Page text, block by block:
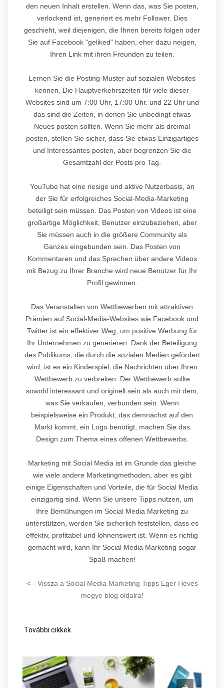
den neuen Inhalt erstellen. Wenn das, was Sie posten,
verlockend ist, generiert es mehr Follower. Dies
geschieht, weil diejenigen, die Ihnen bereits folgen oder
Sie auf Facebook "geliked" haben, eher dazu neigen,
Ihren Link mit ihren Freunden zu teilen.
Lernen Sie die Posting-Muster auf sozialen Websites
kennen. Die Hauptverkehrszeiten für viele dieser
Websites sind um 7:00 Uhr, 17:00 Uhr. und 22 Uhr und
das sind die Zeiten, in denen Sie unbedingt etwas
Neues posten sollten. Wenn Sie mehr als dreimal
posten, stellen Sie sicher, dass Sie etwas Einzigartiges
und Interessantes posten, aber begrenzen Sie die
Gesamtzahl der Posts pro Tag.
YouTube hat eine riesige und aktive Nutzerbasis, an
der Sie für erfolgreiches Social-Media-Marketing
beteiligt sein müssen. Das Posten von Videos ist eine
großartige Möglichkeit, Benutzer einzubeziehen, aber
Sie müssen auch in die größere Community als
Ganzes eingebunden sein. Das Posten von
Kommentaren und das Sprechen über andere Videos
mit Bezug zu Ihrer Branche wird neue Benutzer für Ihr
Profil gewinnen.
Das Veranstalten von Wettbewerben mit attraktiven
Prämien auf Social-Media-Websites wie Facebook und
Twitter ist ein effektiver Weg, um positive Werbung für
Ihr Unternehmen zu generieren. Dank der Beteiligung
des Publikums, die durch die sozialen Medien gefördert
wird, ist es ein Kinderspiel, die Nachrichten über Ihren
Wettbewerb zu verbreiten. Der Wettbewerb sollte
sowohl interessant und originell sein als auch mit dem,
was Sie verkaufen, verbunden sein. Wenn
beispielsweise ein Produkt, das demnächst auf den
Markt kommt, ein Logo benötigt, machen Sie das
Design zum Thema eines offenen Wettbewerbs.
Marketing mit Social Media ist im Grunde das gleiche
wie viele andere Marketingmethoden, aber es gibt
einige Eigenschaften und Vorteile, die für Social Media
einzigartig sind. Wenn Sie unsere Tipps nutzen, um
Ihre Bemühungen im Social Media Marketing zu
unterstützen, werden Sie sicherlich feststellen, dass es
effektiv, profitabel und lohnenswert ist. Wenn es richtig
gemacht wird, kann Ihr Social Media Marketing sogar
Spaß machen!
<-- Vissza a Social Media Marketing Tipps Eger Heves
megye blog oldalra!
További cikkek